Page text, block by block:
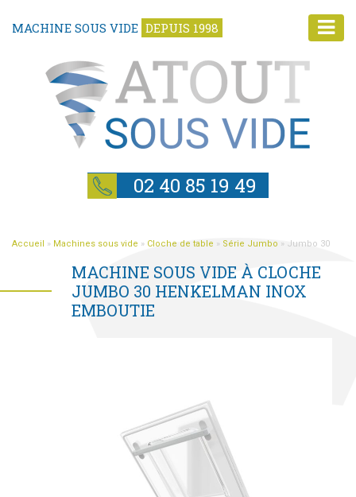
MACHINE SOUS VIDE DEPUIS 1998
02 40 85 19 49
Accueil » Machines sous vide » Cloche de table » Série Jumbo » Jumbo 30
MACHINE SOUS VIDE À CLOCHE
JUMBO 30 HENKELMAN INOX
EMBOUTIE